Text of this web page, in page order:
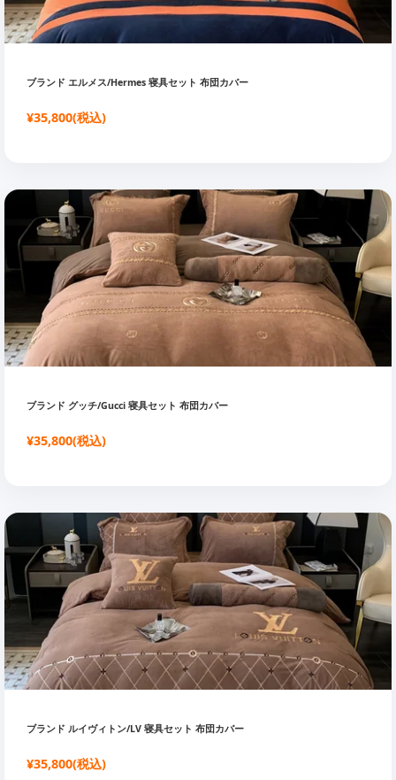
ブランド エルメス/Hermes 寝具セット 布団カバー
¥35,800(税込)
ブランド グッチ/Gucci 寝具セット 布団カバー
¥35,800(税込)
ブランド ルイヴィトン/LV 寝具セット 布団カバー
¥35,800(税込)